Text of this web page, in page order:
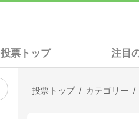
投票トップ 注目
投票トップ カテゴリー